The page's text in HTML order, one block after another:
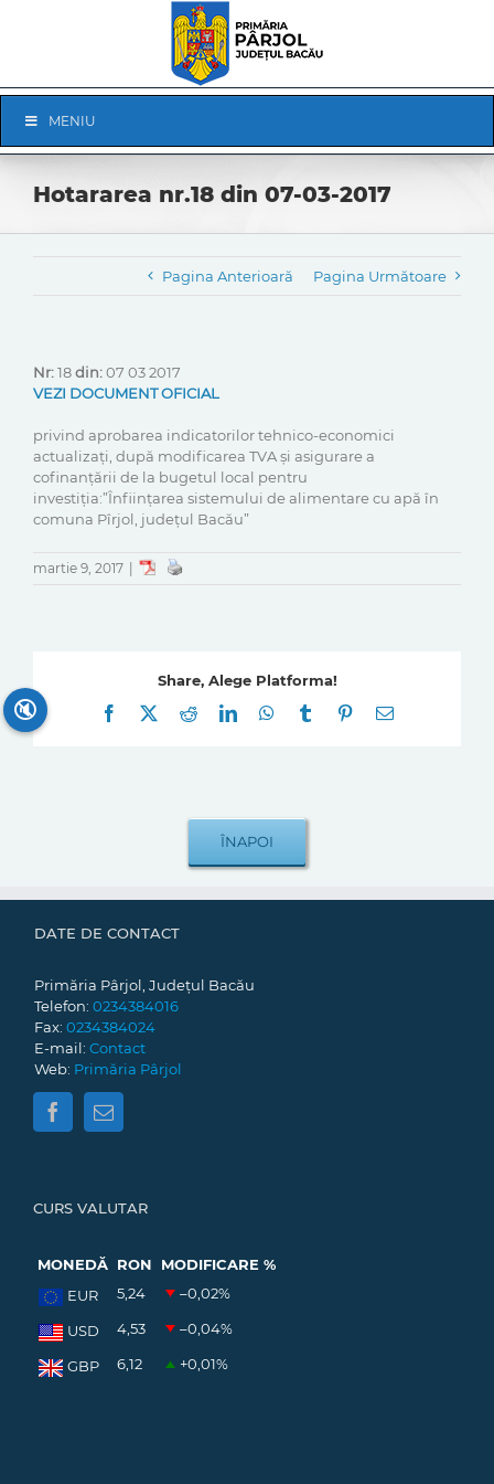
Navigation
MENIU
Hotararea nr.18 din 07-03-2017
Pagina Anterioară Pagina Următoare
Nr:18din:07 03 2017
VEZI DOCUMENT OFICIAL
privind aprobarea indicatorilor tehnico-economici
actualizați, după modificarea TVA și asigurare a
cofinanțării de la bugetul local pentru
investiția:”Înființarea sistemului de alimentare cu apă în
comuna Pîrjol, județul Bacău”
martie 9, 2017
Share, Alege Platforma!
Facebook
RedditLinkedInWhatsApp
Tumblr Pinterest
E-
DATE DE CONTACT
Primăria Pârjol, Județul Bacău
Telefon: 0234384016
Fax: 0234384024
E-mail: Contact
Web: Primăria Pârjol
CURS VALUTAR
MONEDĂ RON
MODIFICARE %
EUR
5,24 –0,02%
USD 4,53 –0,04%
GBP 6,12 +0,01%
🔇